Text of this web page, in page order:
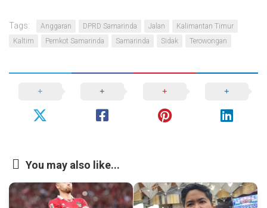
Tags: Anggaran DPRD Samarinda Jalan
Kalimantan Timur
Kaltim
Pemkot Samarinda Samarinda Sidak Terowongan
You may also like...